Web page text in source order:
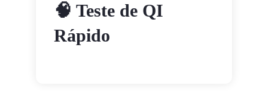
🧠 Teste de QI
Rápido